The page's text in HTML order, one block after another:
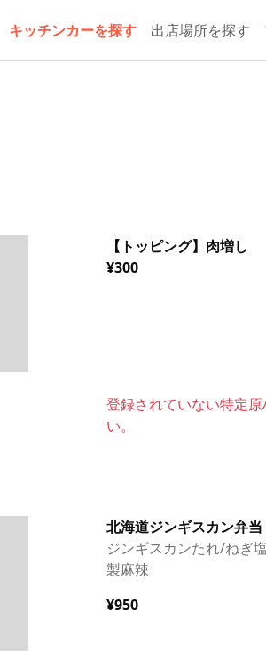
キッチンカーを探す 出店場所を探す
【トッピング】肉増し
¥300
登録されていない特定
い。
北海道ジンギスカン弁当
ジンギスカンたれ/ねぎ
製麻辣
¥950